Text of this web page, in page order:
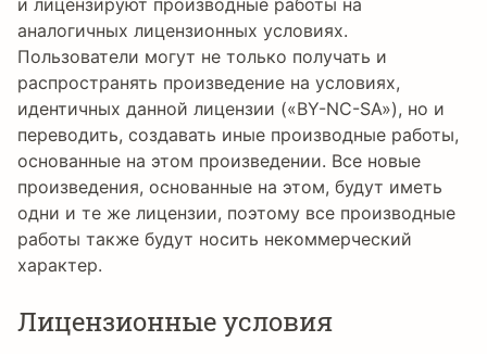
и лицензируют производные работы на
аналогичных лицензионных условиях.
Пользователи могут не только получать и
распространять произведение на условиях,
идентичных данной лицензии («BY-NC-SA»), но и
переводить, создавать иные производные работы,
основанные на этом произведении. Все новые
произведения, основанные на этом, будут иметь
одни и те же лицензии, поэтому все производные
работы также будут носить некоммерческий
характер.
Лицензионные условия